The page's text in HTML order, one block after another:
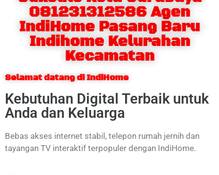
081231312586 Agen
IndiHome Pasang Baru
Indihome Kelurahan
Kecamatan
Selamat datang di IndiHome
Kebutuhan Digital Terbaik untuk
Anda dan Keluarga
Bebas akses internet stabil, telepon rumah jernih dan
tayangan TV interaktif terpopuler dengan IndiHome.